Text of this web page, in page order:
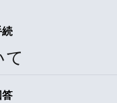
答